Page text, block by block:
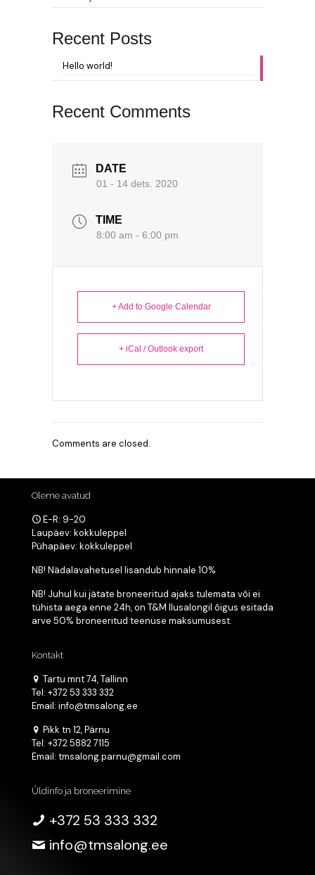
Recent Posts
Hello world!
Recent Comments
DATE
01 - 14 dets. 2020
TIME
8:00 am - 6:00 pm
+ Add to Google Calendar
+ iCal / Outlook export
Comments are closed.
Oleme avatud
E-R: 9-20
Laupäev: kokkuleppel
Pühapäev: kokkuleppel
NB! Nädalavahetusel lisandub hinnale 10%
NB! Juhul kui jätate broneeritud ajaks tulemata või ei
tühista aega enne 24h, on T&M Ilusalongil õigus esitada
arve 50% broneeritud teenuse maksumusest.
Kontakt
Tartu mnt 74, Tallinn
Tel: +372 53 333 332
Email: info@tmsalong.ee
Pikk tn 12, Pärnu
Tel: +372 5882 7115
Email: tmsalong.parnu@gmail.com
Üldinfo ja broneerimine
+372 53 333 332
info@tmsalong.ee